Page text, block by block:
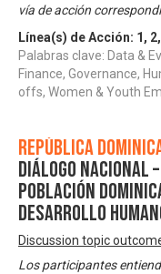
vía de acción
Línea(s) de Acción: 1 , 2,
Palabras clave: Data &
Finance, Governance,
offs, Women & Youth
República
Diálogo Nacional
población
desarrollo
Discussion topic
Los participantes